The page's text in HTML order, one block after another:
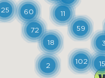
59
60 11
72
102
18
25
2 15
3